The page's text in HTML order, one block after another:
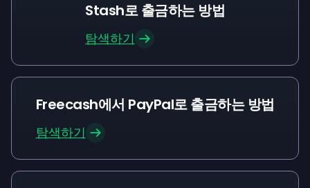
Stash로 출금하는 방법
탐색하기
Freecash에서 PayPal로 출금하는 방법
탐색하기